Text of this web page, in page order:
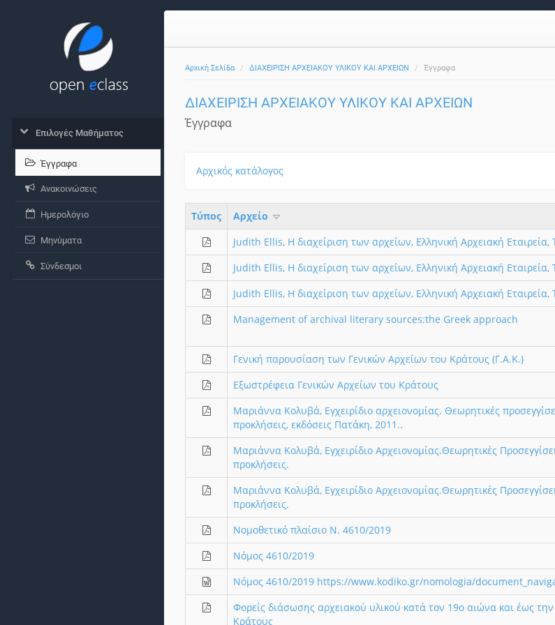
Αρχική Σελίδα ΔΙΑΧΕΙΡΙΣΗ ΑΡΧΕΙΑΚΟΥ ΥΛΙΚΟΥ ΚΑΙ ΑΡΧΕΙΩΝ Έγγραφα
ΔΙΑΧΕΙΡΙΣΗ ΑΡΧΕΙΑΚΟΥ ΥΛΙΚΟΥ ΚΑΙ ΑΡΧΕΙΩΝ
Έγγραφα
Αρχικός κατάλογος
Τύπος Aρχείο
Judith Ellis, Η διαχείριση των αρχείων, Ελληνική Αρχειακή
Judith Ellis, Η διαχείριση των αρχείων, Ελληνική Αρχειακή
Judith Ellis, Η διαχείριση των αρχείων, Ελληνική Αρχειακή
Management of archival literary sources:the Greek approach
Γενική παρουσίαση των Γενικών Αρχείων του Κράτους (Γ.Α.Κ.)
Εξωστρέφεια Γενικών Αρχείων του Κράτους
Μαριάννα Κολυβά, Εγχειρίδιο αρχειονομίας. Θεωρητικές
προκλήσεις, εκδόσεις Πατάκη, 2011..
Μαριάννα Κολυβά, Εγχειρίδιο Αρχειονομίας.Θεωρητικές
προκλήσεις.
Μαριάννα Κολυβά, Εγχειρίδιο Αρχειονομίας.Θεωρητικές
προκλήσεις.
Νομοθετικό πλαίσιο Ν. 4610/2019
Νόμος 4610/2019
Νόμος 4610/2019 https://www.kodiko.gr/nomologia/
Φορείς διάσωσης αρχειακού υλικού κατά τον 19ο αιώνα και έως
Κράτους
Επιλογές Μαθήματος
Έγγραφα
Ανακοινώσεις
Ημερολόγιο
Μηνύματα
Σύνδεσμοι